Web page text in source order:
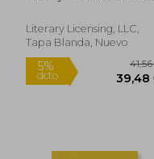
Literary Licensing, LLC,
Tapa Blanda, Nuevo